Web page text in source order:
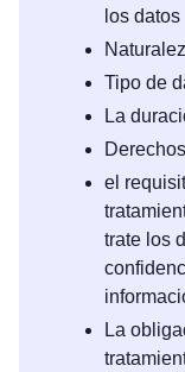
los datos
Tipo de
La
el
trate los
La